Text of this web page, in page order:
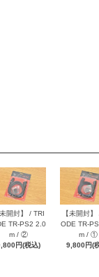
開封】 / TRI
TR-PS2 2.0
m / ②
円(税込)
【未開封
ODE TR-
m / ①
9,800円(